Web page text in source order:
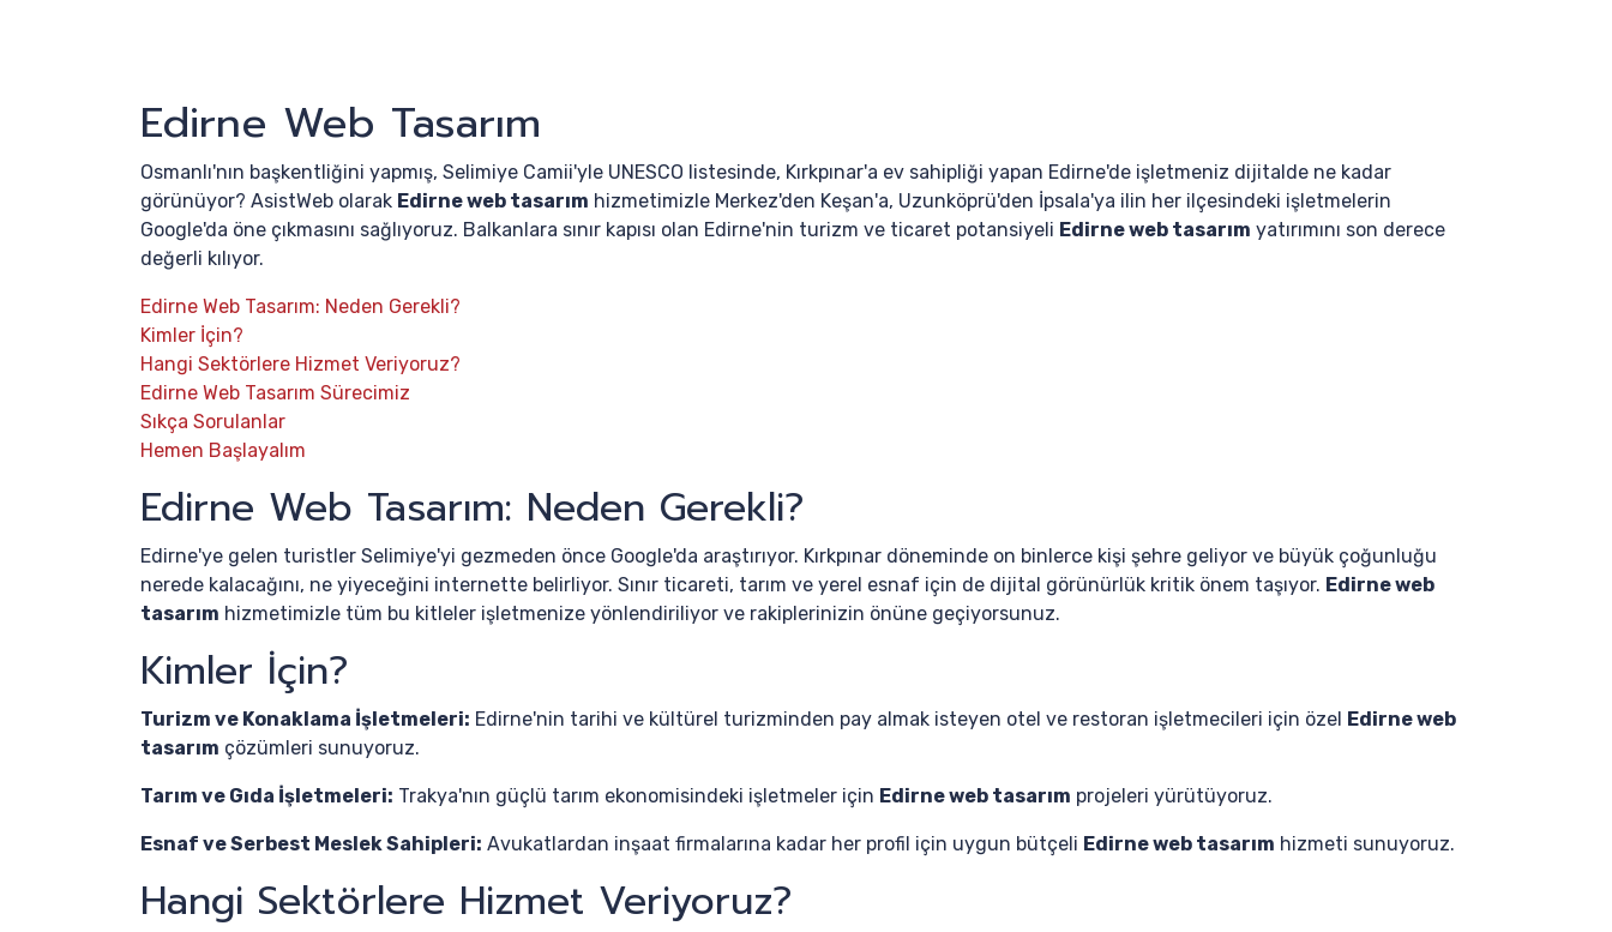
Edirne Web Tasarım
Osmanlı'nın başkentliğini yapmış, Selimiye Camii'yle UNESCO listesinde, Kırkpınar'a ev sahipliği yapan Edirne'de işletmeniz dijitalde ne kadar
görünüyor? AsistWeb olarak Edirne web tasarım hizmetimizle Merkez'den Keşan'a, Uzunköprü'den İpsala'ya ilin her ilçesindeki işletmelerin
Google'da öne çıkmasını sağlıyoruz. Balkanlara sınır kapısı olan Edirne'nin turizm ve ticaret potansiyeli Edirne web tasarım yatırımını son derece
değerli kılıyor.
Edirne Web Tasarım: Neden Gerekli?
Kimler İçin?
Hangi Sektörlere Hizmet Veriyoruz?
Edirne Web Tasarım Sürecimiz
Sıkça Sorulanlar
Hemen Başlayalım
Edirne Web Tasarım: Neden Gerekli?
Edirne'ye gelen turistler Selimiye'yi gezmeden önce Google'da araştırıyor. Kırkpınar döneminde on binlerce kişi şehre geliyor ve büyük çoğunluğu
nerede kalacağını, ne yiyeceğini internette belirliyor. Sınır ticareti, tarım ve yerel esnaf için de dijital görünürlük kritik önem taşıyor. Edirne web
tasarım hizmetimizle tüm bu kitleler işletmenize yönlendiriliyor ve rakiplerinizin önüne geçiyorsunuz.
Kimler İçin?
Turizm ve Konaklama İşletmeleri: Edirne'nin tarihi ve kültürel turizminden pay almak isteyen otel ve restoran işletmecileri için özel Edirne web
tasarım çözümleri sunuyoruz.
Tarım ve Gıda İşletmeleri: Trakya'nın güçlü tarım ekonomisindeki işletmeler için Edirne web tasarım projeleri yürütüyoruz.
Esnaf ve Serbest Meslek Sahipleri: Avukatlardan inşaat firmalarına kadar her profil için uygun bütçeli Edirne web tasarım hizmeti sunuyoruz.
Hangi Sektörlere Hizmet Veriyoruz?